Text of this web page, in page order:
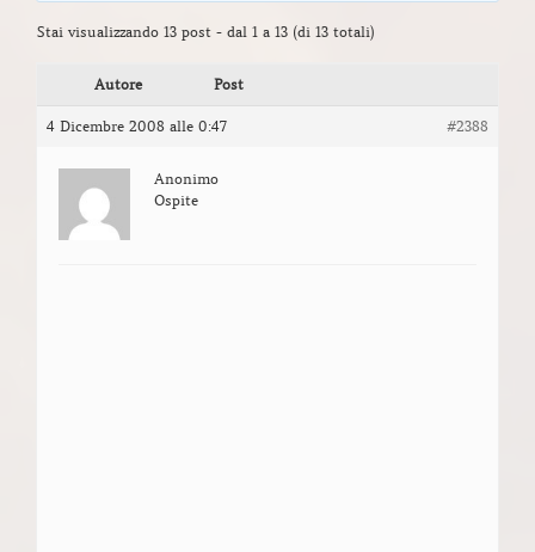
Stai visualizzando 13 post - dal 1 a 13 (di 13 totali)
Autore Post
4 Dicembre 2008 alle 0:47 #2388
Anonimo
Ospite